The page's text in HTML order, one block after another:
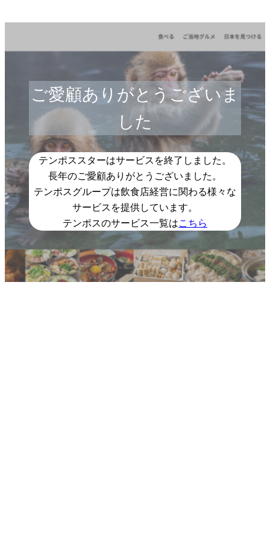
ご愛顧ありがとうございま
した
テンポススターはサービスを終了しました。
長年のご愛顧ありがとうございました。
テンポスグループは飲食店経営に関わる様々な
サービスを提供しています。
テンポスのサービス一覧はこちら